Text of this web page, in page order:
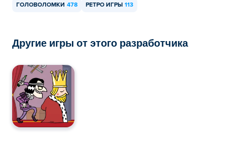
ГОЛОВОЛОМКИ 478 РЕТРО ИГРЫ 113
Другие игры от этого разработчика